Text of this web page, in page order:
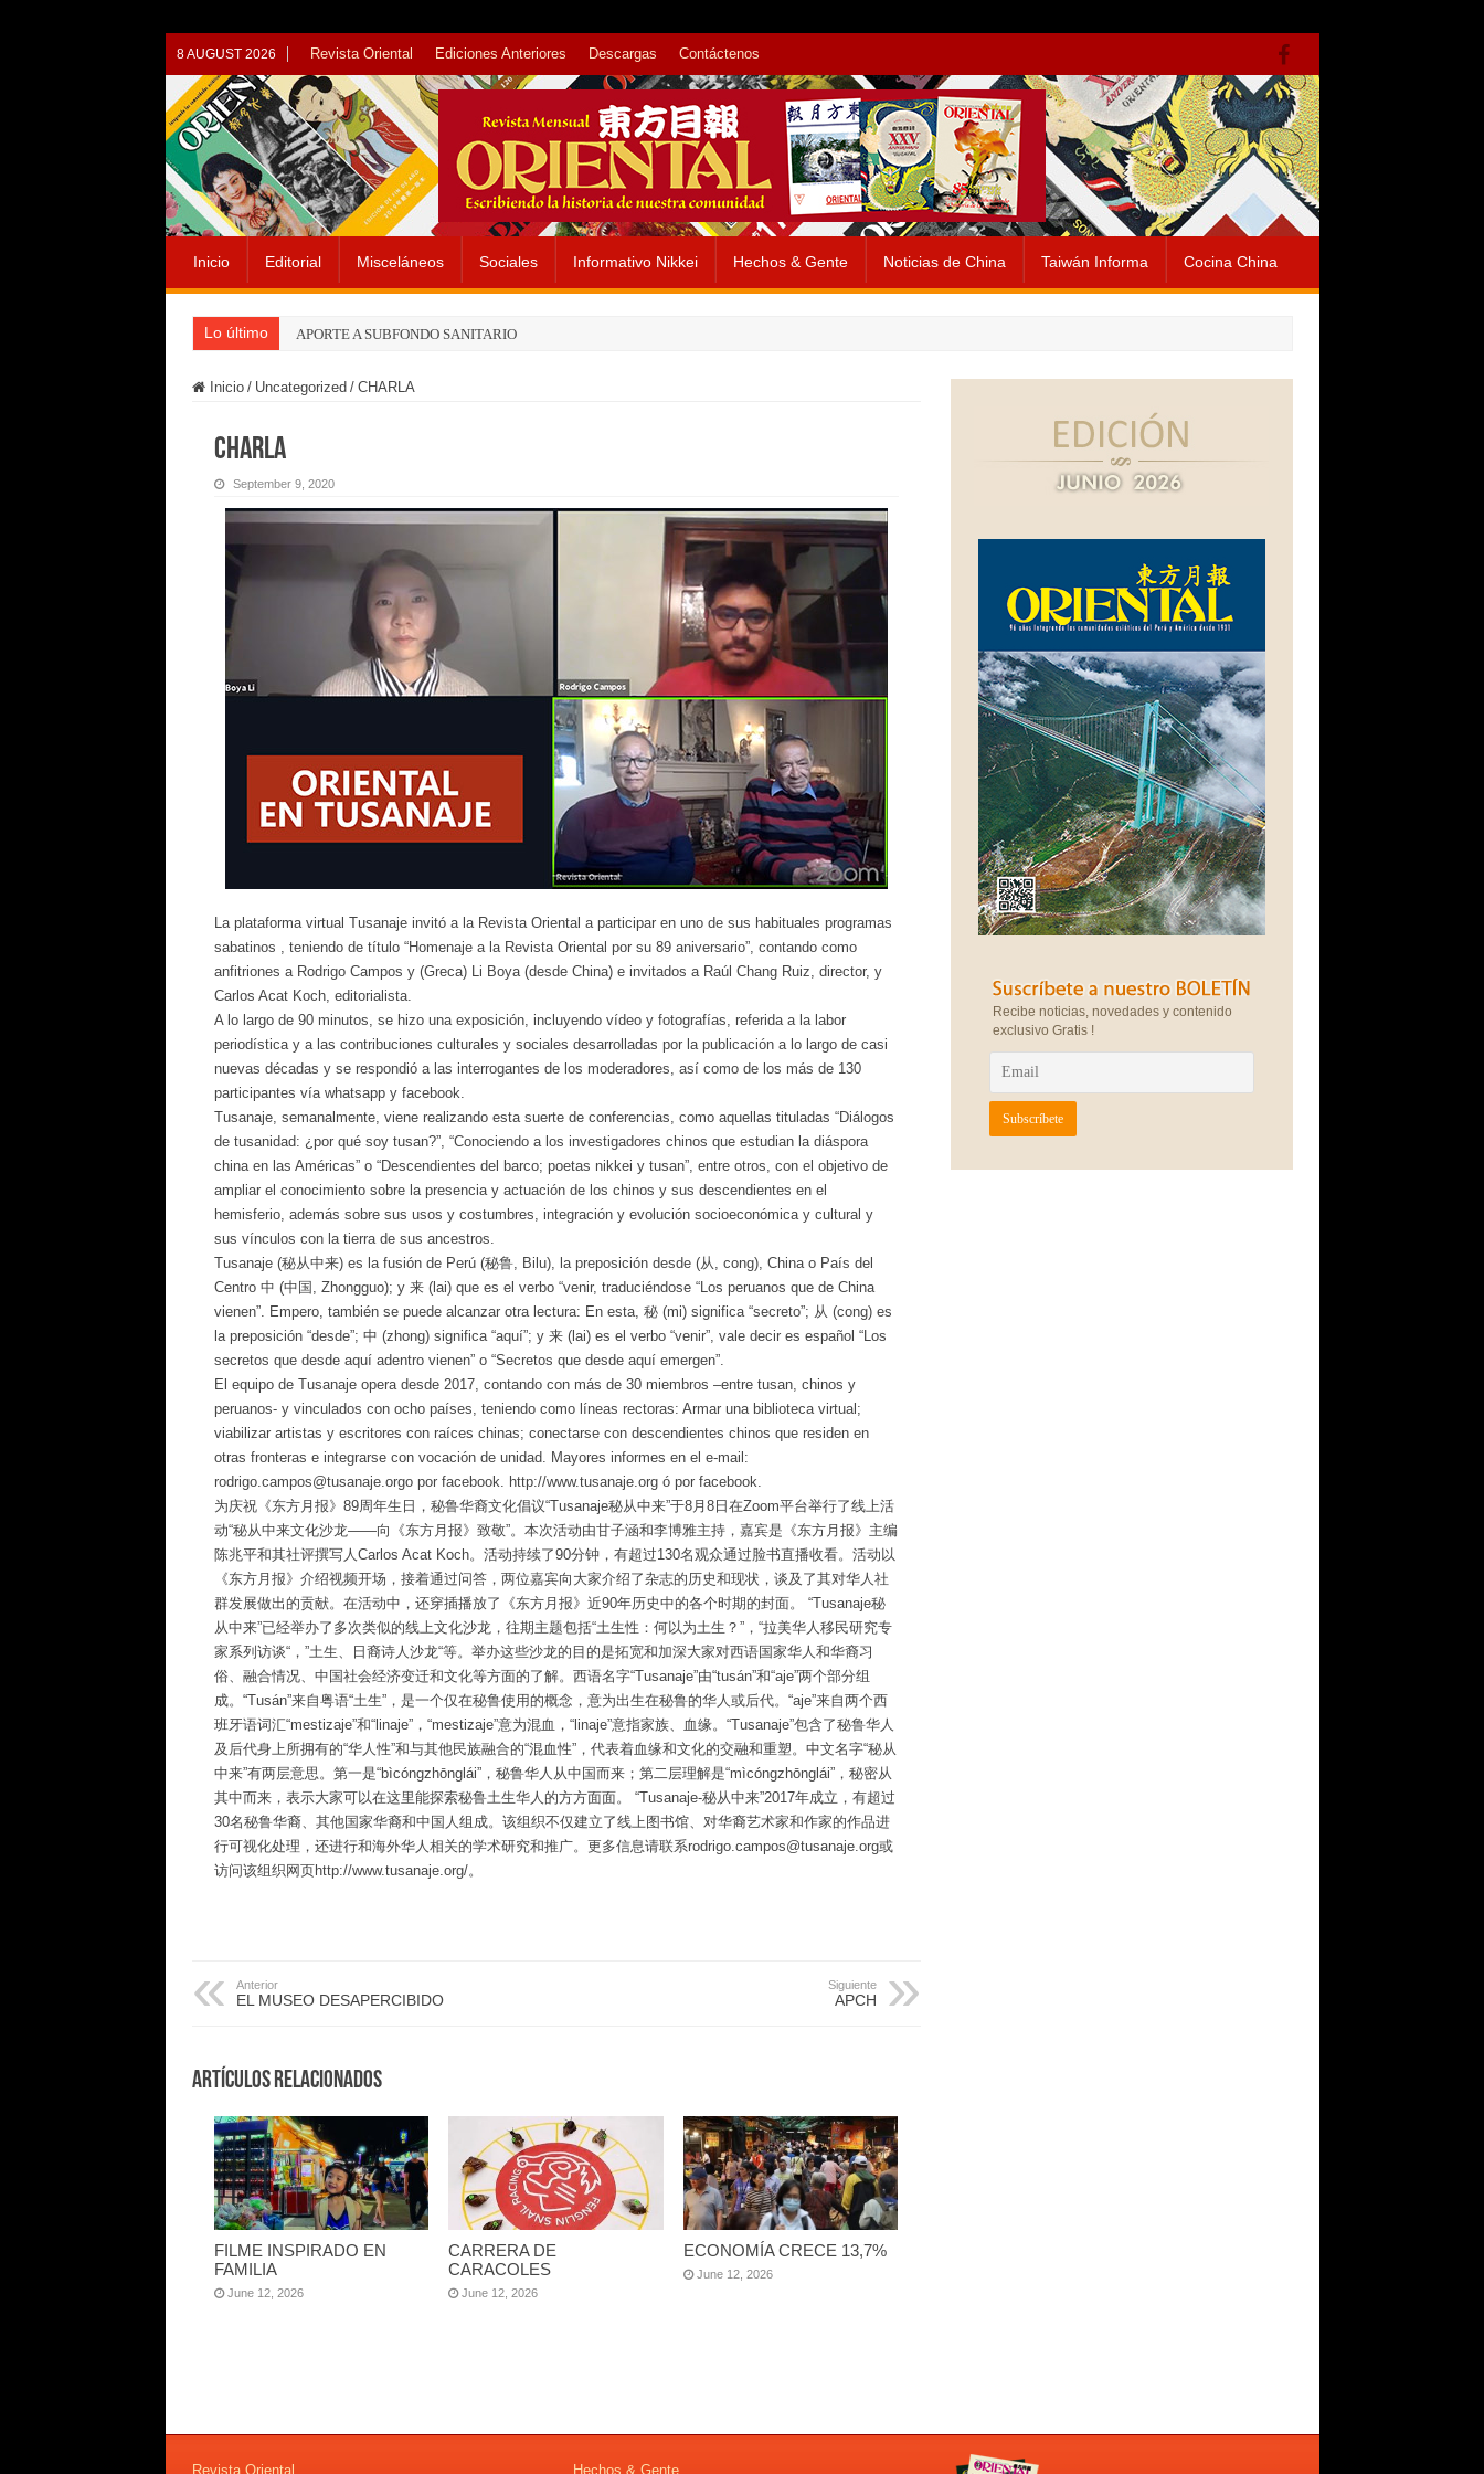
8 AUGUST 2026 Revista Oriental Ediciones Anteriores Descargas Contáctenos
Inicio Editorial Misceláneos Sociales Informativo Nikkei Hechos & Gente Noticias de China Taiwán Informa Cocina China
Lo último APORTE A SUBFONDO SANITARIO
Inicio / Uncategorized / CHARLA
CHARLA
September 9, 2020
La plataforma virtual Tusanaje invitó a la Revista Oriental a participar en uno de sus habituales programas
sabatinos , teniendo de título “Homenaje a la Revista Oriental por su 89 aniversario”, contando como
anfitriones a Rodrigo Campos y (Greca) Li Boya (desde China) e invitados a Raúl Chang Ruiz, director, y
Carlos Acat Koch, editorialista.
A lo largo de 90 minutos, se hizo una exposición, incluyendo vídeo y fotografías, referida a la labor
periodística y a las contribuciones culturales y sociales desarrolladas por la publicación a lo largo de casi
nuevas décadas y se respondió a las interrogantes de los moderadores, así como de los más de 130
participantes vía whatsapp y facebook.
Tusanaje, semanalmente, viene realizando esta suerte de conferencias, como aquellas tituladas “Diálogos
de tusanidad: ¿por qué soy tusan?”, “Conociendo a los investigadores chinos que estudian la diáspora
china en las Américas” o “Descendientes del barco; poetas nikkei y tusan”, entre otros, con el objetivo de
ampliar el conocimiento sobre la presencia y actuación de los chinos y sus descendientes en el
hemisferio, además sobre sus usos y costumbres, integración y evolución socioeconómica y cultural y
sus vínculos con la tierra de sus ancestros.
Tusanaje (秘从中来) es la fusión de Perú (秘鲁, Bilu), la preposición desde (从, cong), China o País del
Centro 中 (中国, Zhongguo); y 来 (lai) que es el verbo “venir, traduciéndose “Los peruanos que de China
vienen”. Empero, también se puede alcanzar otra lectura: En esta, 秘 (mi) significa “secreto”; 从 (cong) es
la preposición “desde”; 中 (zhong) significa “aquí”; y 来 (lai) es el verbo “venir”, vale decir es español “Los
secretos que desde aquí adentro vienen” o “Secretos que desde aquí emergen”.
El equipo de Tusanaje opera desde 2017, contando con más de 30 miembros –entre tusan, chinos y
peruanos- y vinculados con ocho países, teniendo como líneas rectoras: Armar una biblioteca virtual;
viabilizar artistas y escritores con raíces chinas; conectarse con descendientes chinos que residen en
otras fronteras e integrarse con vocación de unidad. Mayores informes en el e-mail:
rodrigo.campos@tusanaje.orgo por facebook. http://www.tusanaje.org ó por facebook.
为庆祝《东方月报》89周年生日，秘鲁华裔文化倡议“Tusanaje秘从中来”于8月8日在Zoom平台举行了线上活
动“秘从中来文化沙龙——向《东方月报》致敬”。本次活动由甘子涵和李博雅主持，嘉宾是《东方月报》主编
陈兆平和其社评撰写人Carlos Acat Koch。活动持续了90分钟，有超过130名观众通过脸书直播收看。活动以
《东方月报》介绍视频开场，接着通过问答，两位嘉宾向大家介绍了杂志的历史和现状，谈及了其对华人社
群发展做出的贡献。在活动中，还穿插播放了《东方月报》近90年历史中的各个时期的封面。 “Tusanaje秘
从中来”已经举办了多次类似的线上文化沙龙，往期主题包括“土生性：何以为土生？”，“拉美华人移民研究专
家系列访谈“，”土生、日裔诗人沙龙“等。举办这些沙龙的目的是拓宽和加深大家对西语国家华人和华裔习
俗、融合情况、中国社会经济变迁和文化等方面的了解。西语名字“Tusanaje”由“tusán”和“aje”两个部分组
成。“Tusán”来自粤语“土生”，是一个仅在秘鲁使用的概念，意为出生在秘鲁的华人或后代。“aje”来自两个西
班牙语词汇“mestizaje”和“linaje”，“mestizaje”意为混血，“linaje”意指家族、血缘。“Tusanaje”包含了秘鲁华人
及后代身上所拥有的“华人性”和与其他民族融合的“混血性”，代表着血缘和文化的交融和重塑。中文名字“秘从
中来”有两层意思。第一是“bìcóngzhōnglái”，秘鲁华人从中国而来；第二层理解是“mìcóngzhōnglái”，秘密从
其中而来，表示大家可以在这里能探索秘鲁土生华人的方方面面。 “Tusanaje-秘从中来”2017年成立，有超过
30名秘鲁华裔、其他国家华裔和中国人组成。该组织不仅建立了线上图书馆、对华裔艺术家和作家的作品进
行可视化处理，还进行和海外华人相关的学术研究和推广。更多信息请联系rodrigo.campos@tusanaje.org或
访问该组织网页http://www.tusanaje.org/。
Anterior
EL MUSEO DESAPERCIBIDO
Siguiente
APCH
Artículos Relacionados
FILME INSPIRADO EN
FAMILIA
June 12, 2026
CARRERA DE
CARACOLES
June 12, 2026
ECONOMÍA CRECE 13,7%
June 12, 2026
Recibe noticias, novedades y contenido
exclusivo Gratis !
Revista Oriental Hechos & Gente